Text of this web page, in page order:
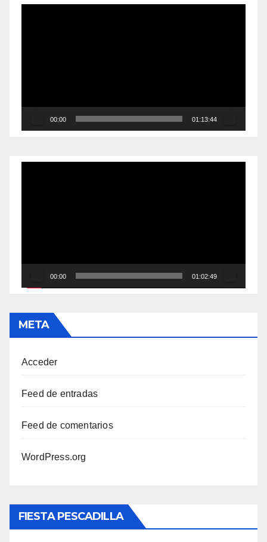
00:00 01:13:44
00:00 01:02:49
META
Acceder
Feed de entradas
Feed de comentarios
WordPress.org
FIESTA PESCADILLA